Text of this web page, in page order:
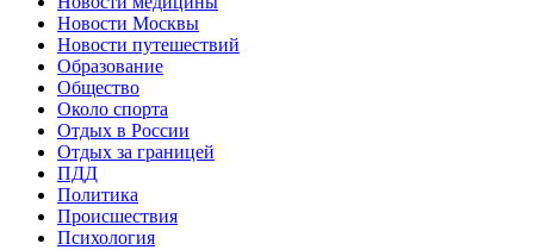
Новости Москвы
Новости путешествий
Образование
Общество
Около спорта
Отдых в России
Отдых за границей
ПДД
Политика
Происшествия
Психология